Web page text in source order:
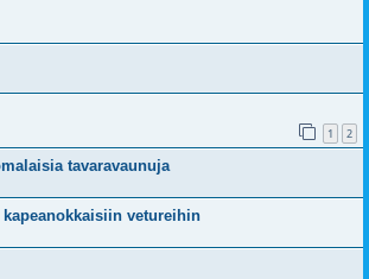
1 2
tavaravaunuja
vetureihin